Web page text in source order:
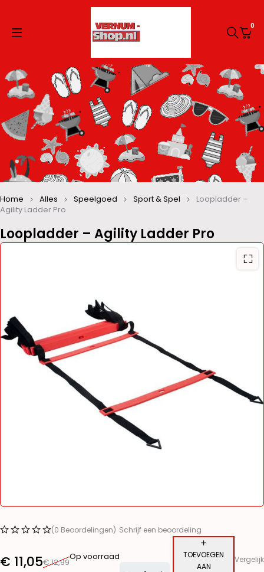
0
Loopladder – Agility Ladder Pro
Home Alles Speelgoed Sport & Spel
Loopladder –
Agility Ladder Pro
(0 Beoordelingen) Schrijf een beoordeling
€12,99
€ 11,05 Op voorraad
TOEVOEGEN
AAN
Vergelijk